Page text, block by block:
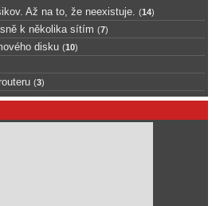
Až na to, že neexistuje. (14)
k několika sítím (7)
disku (10)
(3)